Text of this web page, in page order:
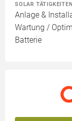
SOLAR TÄTIGKEITEN
Anlage &
Wartung /
Batterie